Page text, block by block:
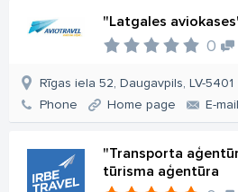
"Latgales
0
Rīgas iela 52, Daugavpils, LV-5401
Phone
Home page E-mail
"Transporta
tūrisma aģentūra